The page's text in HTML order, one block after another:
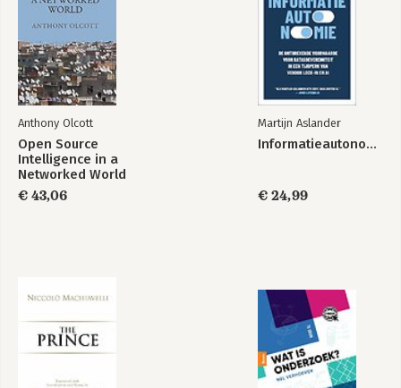
Anthony Olcott
Open Source
Intelligence in a
Networked World
€ 43,06
Martijn Aslander
Informatieautonomie
€ 24,99